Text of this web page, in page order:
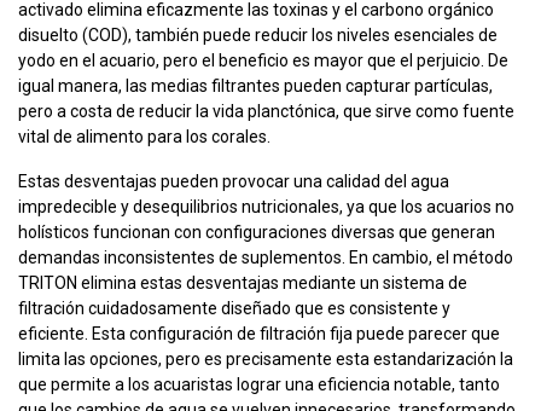
activado elimina eficazmente las toxinas y el carbono orgánico
disuelto (COD), también puede reducir los niveles esenciales de
yodo en el acuario, pero el beneficio es mayor que el perjuicio. De
igual manera, las medias filtrantes pueden capturar partículas,
pero a costa de reducir la vida planctónica, que sirve como fuente
vital de alimento para los corales.
Estas desventajas pueden provocar una calidad del agua
impredecible y desequilibrios nutricionales, ya que los acuarios no
holísticos funcionan con configuraciones diversas que generan
demandas inconsistentes de suplementos. En cambio, el método
TRITON elimina estas desventajas mediante un sistema de
filtración cuidadosamente diseñado que es consistente y
eficiente. Esta configuración de filtración fija puede parecer que
limita las opciones, pero es precisamente esta estandarización la
que permite a los acuaristas lograr una eficiencia notable, tanto